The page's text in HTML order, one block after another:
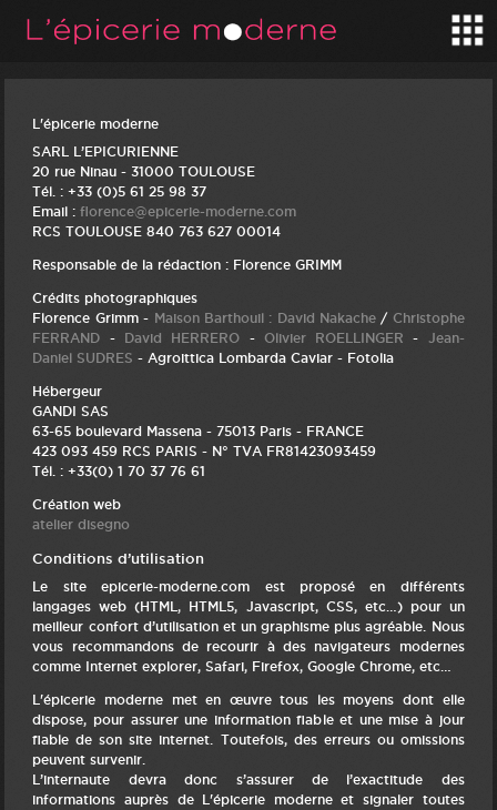
L'épicerie moderne
SARL L’EPICURIENNE
20 rue Ninau - 31000 TOULOUSE
Tél. : +33 (0)5 61 25 98 37
Email :florence@epicerie-moderne.com
RCS TOULOUSE 840 763 627 00014
Responsable de la rédaction : Florence GRIMM
Crédits photographiques
Florence Grimm - Maison Barthouil : David Nakache/ Christophe
FERRAND - David HERRERO - Olivier ROELLINGER - Jean-
Daniel SUDRES - Agroittica Lombarda Caviar - Fotolia
Hébergeur
GANDI SAS
63-65 boulevard Massena - 75013 Paris - FRANCE
423 093 459 RCS PARIS - N° TVA FR81423093459
Tél. : +33(0) 1 70 37 76 61
Création web
atelier disegno
Conditions d’utilisation
Le site epicerie-moderne.com est proposé en différents
langages web (HTML, HTML5, Javascript, CSS, etc…) pour un
meilleur confort d’utilisation et un graphisme plus agréable. Nous
vous recommandons de recourir à des navigateurs modernes
comme Internet explorer, Safari, Firefox, Google Chrome, etc…
L'épicerie moderne met en œuvre tous les moyens dont elle
dispose, pour assurer une information fiable et une mise à jour
fiable de son site internet. Toutefois, des erreurs ou omissions
peuvent survenir.
L’internaute devra donc s’assurer de l’exactitude des
informations auprès de L'épicerie moderne et signaler toutes